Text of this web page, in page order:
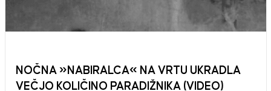
NOČNA »NABIRALCA« NA VRTU UKRADLA
VEČJO KOLIČINO PARADIŽNIKA (VIDEO)